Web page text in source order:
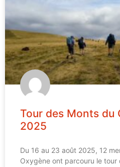
Tour des Monts du
2025
Du 16 au 23 août 2025, 12
Oxygène ont parcouru le tour